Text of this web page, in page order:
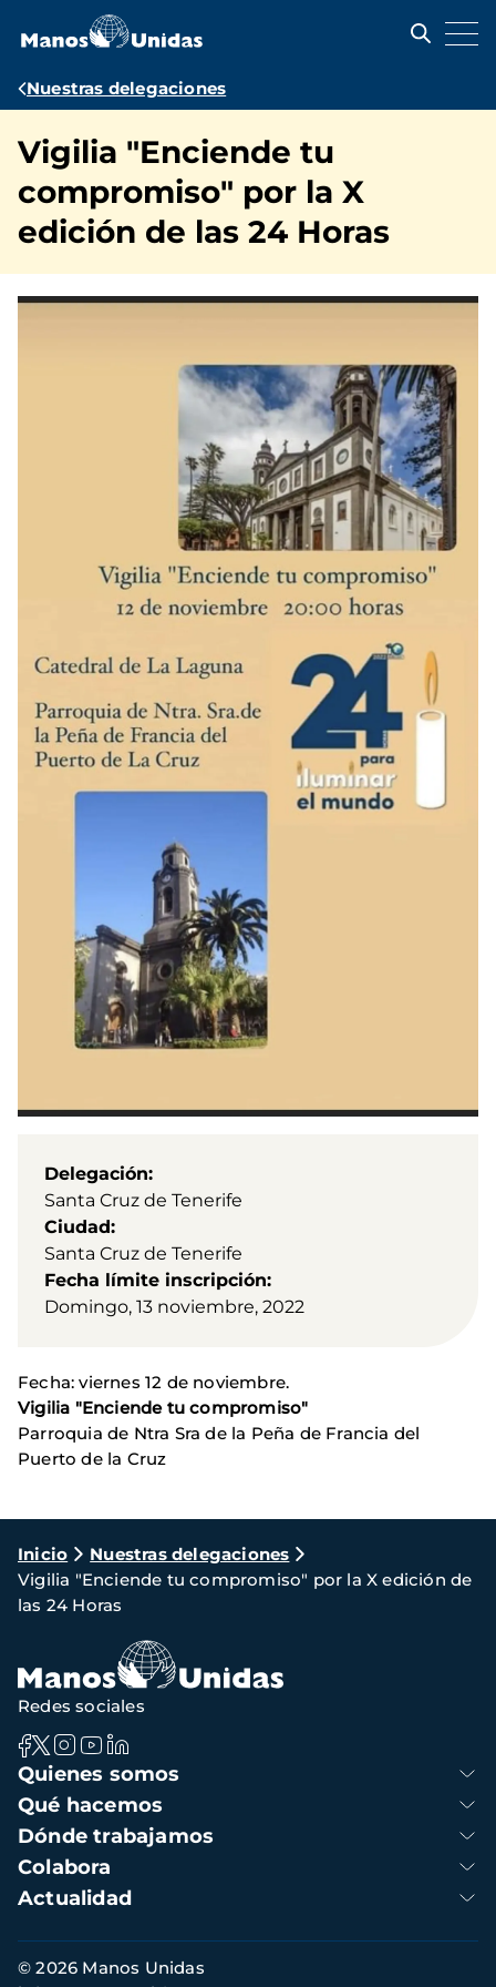
contenido
Ruta
navegación
Nuestras delegaciones
Vigilia "Enciende tu
compromiso" por la X
edición de las 24 Horas
Delegación
Santa Cruz de Tenerife
Ciudad
Santa Cruz de Tenerife
Fecha límite inscripción
Domingo, 13 noviembre, 2022
Fecha: viernes 12 de noviembre.
Vigilia "Enciende tu compromiso"
Parroquia de Ntra Sra de la Peña de Francia del
Puerto de la Cruz
Ruta
de
navegación
Inicio
Nuestras delegaciones
Vigilia "Enciende tu compromiso" por la X edición de
las 24 Horas
Navegación
principal
Quienes somos
Qué hacemos
Dónde trabajamos
Colabora
Actualidad
Redes sociales
Información
© 2026 Manos Unidas